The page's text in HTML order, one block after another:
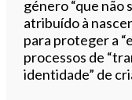
género “que não
atribuído à
para proteger a
processos de
identidade” de